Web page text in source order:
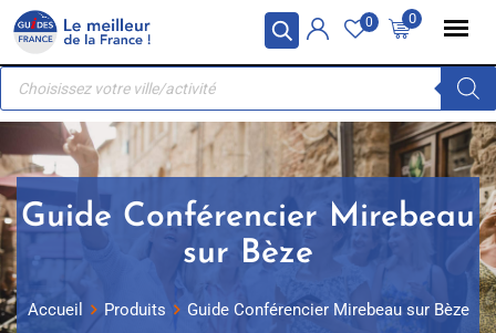
Panneau de gestion des cookies
Skip
content
0
0
Recherche
produits
Guide Conférencier Mirebeau
sur Bèze
Accueil Produits Guide Conférencier Mirebeau sur Bèze